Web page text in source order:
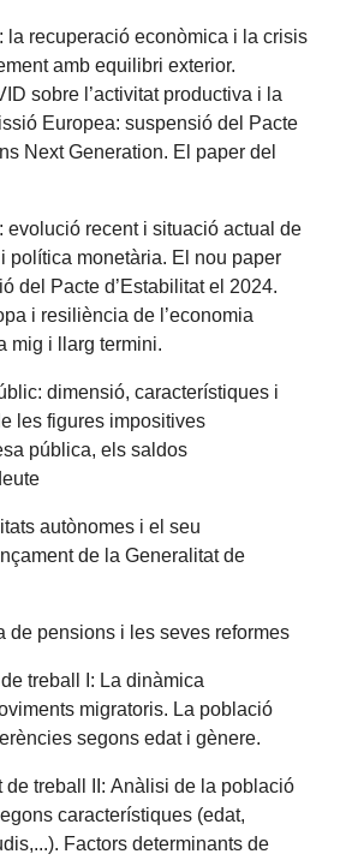
la recuperació econòmica i la crisis
amb equilibri exterior.
sobre l’activitat productiva i la
Europea: suspensió del Pacte
Next Generation. El paper del
evolució recent i situació actual de
i política monetària. El nou paper
del Pacte d’Estabilitat el 2024.
i resiliència de l’economia
mig i llarg termini.
dimensió, característiques i
les figures impositives
pública, els saldos
autònomes i el seu
de la Generalitat de
de pensions i les seves reformes
treball I: La dinàmica
migratoris. La població
segons edat i gènere.
de treball II: Anàlisi de la població
característiques (edat,
Factors determinants de